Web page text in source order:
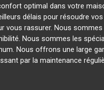
optimal dans votre
délais pour résoudre
rassurer. Nous
Nous sommes les
Nous offrons une large
par la maintenance